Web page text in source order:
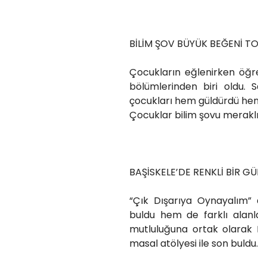
BİLİM ŞOV BÜYÜK BEĞENİ
Çocukların eğlenirken
bölümlerinden biri oldu.
çocukları hem güldürdü
Çocuklar bilim şovu
BAŞİSKELE’DE RENKLİ BİR
“Çık Dışarıya
buldu hem de farklı
mutluluğuna ortak olarak
masal atölyesi ile son buldu.